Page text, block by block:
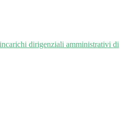
dirigenziali amministrativi di